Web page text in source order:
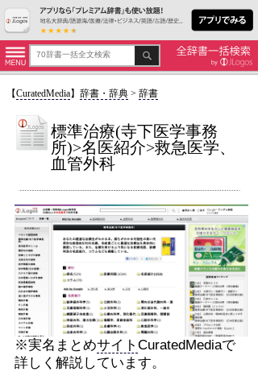
【CuratedMedia】 辞書・辞典> 辞書
標準治療(寺下医学事務
所)>名医紹介>救急医学、
血管外科
※実名まとめサイト CuratedMediaで
詳しく解説しています。